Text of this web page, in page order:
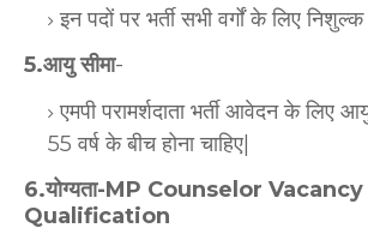
इन पदों पर भर्ती सभी वर्गों के लिए
5.आयु सीमा-
एमपी परामर्शदाता भर्ती आवेदन के लिए
55 वर्ष के बीच होना चाहिए|
6.योग्यता-MP Counselor Vacancy
Qualification